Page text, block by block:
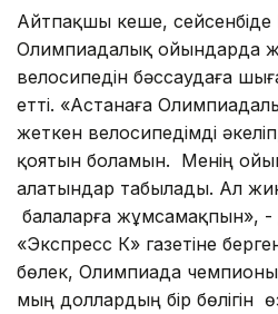
Айтпақшы кеше, сейсенбіде
Олимпиадалық ойындарда
велосипедін бәссаудаға
етті. «Астанаға
жеткен велосипедімді
қоятын боламын. Менің
алатындар табылады. Ал
балаларға жұмсамақпын», -
«Экспресс К» газетіне
бөлек, Олимпиада чемпионы
мың доллардың бір бөлігін